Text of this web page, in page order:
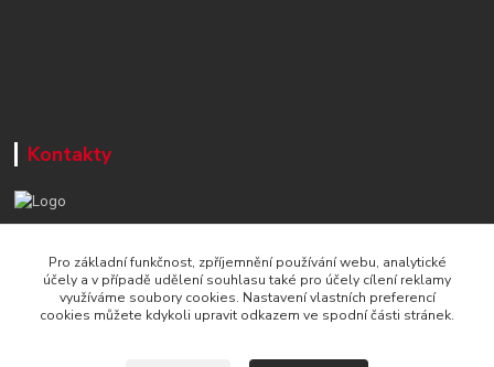
Kontakty
Po-Čt, 8-16 hod./ Pá 8-13 hod.
info@naradi-stetka.cz
Pro základní funkčnost, zpříjemnění používání webu, analytické
účely a v případě udělení souhlasu také pro účely cílení reklamy
využíváme soubory cookies. Nastavení vlastních preferencí
cookies můžete kdykoli upravit odkazem ve spodní části stránek.